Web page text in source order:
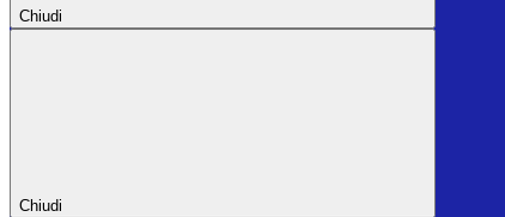
Chiudi
Chiudi